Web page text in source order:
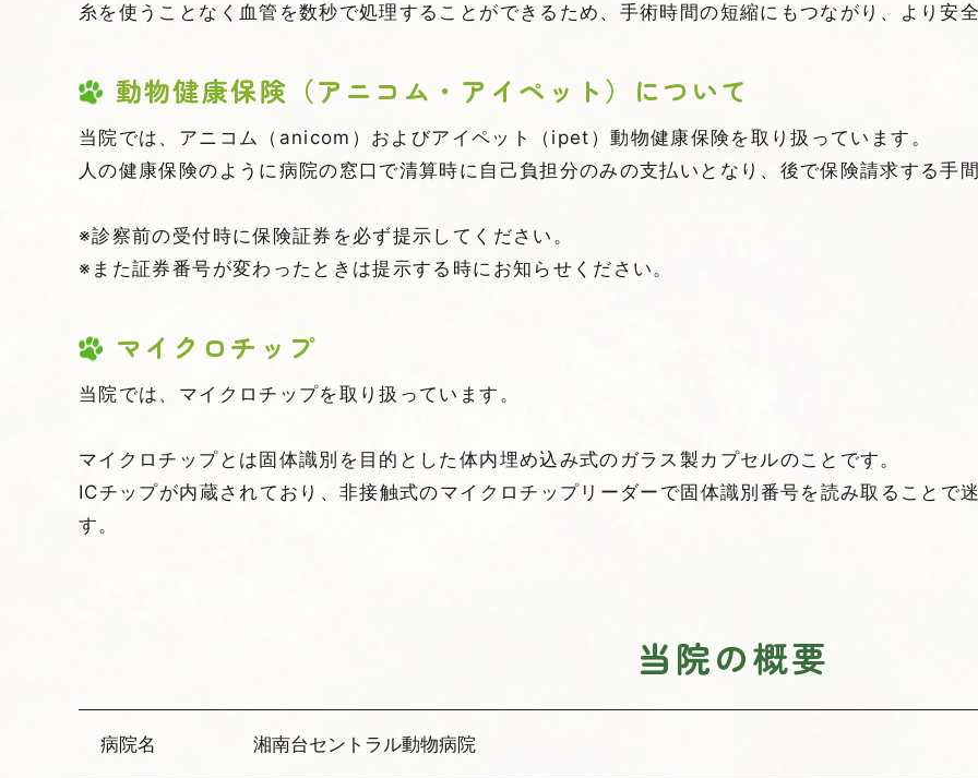
糸を使うことなく血管を数秒で処理することができるため、手術時間の短縮にもつながり、より安
動物健康保険（アニコム・アイペット）について
当院では、アニコム（anicom）およびアイペット（ipet）動物健康保険を取り扱っています。
人の健康保険のように病院の窓口で清算時に自己負担分のみの支払いとなり、後で保険請求する手
※診察前の受付時に保険証券を必ず提示してください。
※また証券番号が変わったときは提示する時にお知らせください。
マイクロチップ
当院では、マイクロチップを取り扱っています。
マイクロチップとは固体識別を目的とした体内埋め込み式のガラス製カプセルのことです。
ICチップが内蔵されており、非接触式のマイクロチップリーダーで固体識別番号を読み取ることで
す。
当院の概要
病院名 湘南台セントラル動物病院